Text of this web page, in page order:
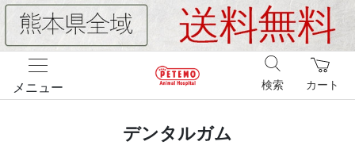
メニュー カート
検索
デンタルガム